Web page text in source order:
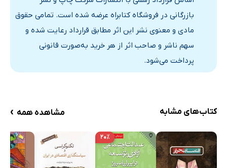
بازرگانی در فروشگاه کتابراه عرضه شده است. تمامی حقوق
مادی و معنوی نشر این اثر مطابق قرارداد رعایت شده و
سهم ناشر و صاحب اثر از هر خرید به‌صورت قانونی
پرداخت می‌شود.
کتاب‌های مشابه مشاهده همه ›
۲۰٪